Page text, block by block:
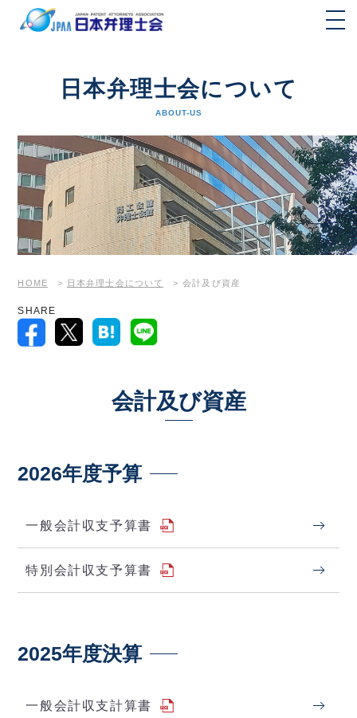
日本弁理士会について
ABOUT-US
HOME > 日本弁理士会について > 会計及び資産
SHARE
会計及び資産
2026年度予算
一般会計収支予算書
特別会計収支予算書
2025年度決算
一般会計収支計算書